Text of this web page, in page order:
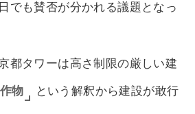
でも賛否が分かれる議題となっ
都タワーは高さ制限の厳しい建
物 という解釈から建設が敢行